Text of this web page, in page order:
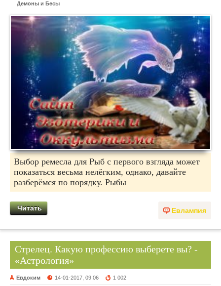
Демоны и Бесы
Выбор ремесла для Рыб с первого взгляда может
показаться весьма нелёгким, однако, давайте
разберёмся по порядку. Рыбы
Евлампия
Читать
Стрелец. Какую профессию выберете вы? -
«Астрология»
Евдоким 14-01-2017, 09:06 1 002